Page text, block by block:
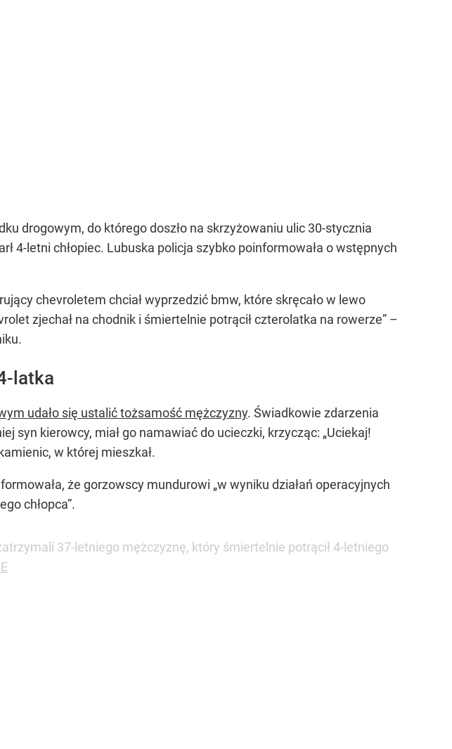
drogowym, do którego doszło na skrzyżowaniu ulic 30-stycznia
4-letni chłopiec. Lubuska policja szybko poinformowała o wstępnych
chevroletem chciał wyprzedzić bmw, które skręcało w lewo
zjechał na chodnik i śmiertelnie potrącił czterolatka na rowerze” –
latka
udało się ustalić tożsamość mężczyzny. Świadkowie zdarzenia
syn kierowcy, miał go namawiać do ucieczki, krzycząc: „Uciekaj!
w której mieszkał.
że gorzowscy mundurowi „w wyniku działań operacyjnych
chłopca”.
37-letniego mężczyznę, który śmiertelnie potrącił 4-letniego